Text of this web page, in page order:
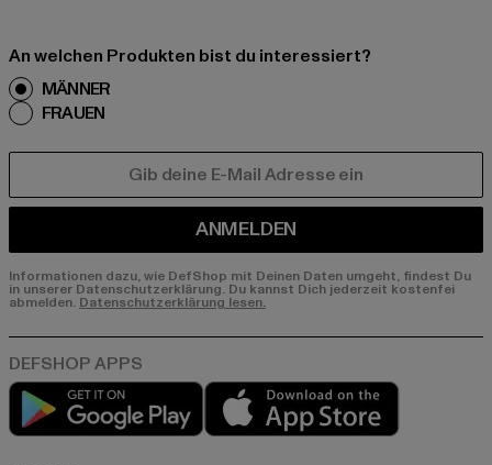
An welchen Produkten bist du interessiert?
MÄNNER
FRAUEN
ANMELDEN
Informationen dazu, wie DefShop mit Deinen Daten umgeht, findest Du
in unserer Datenschutzerklärung. Du kannst Dich jederzeit kostenfei
abmelden. Datenschutzerklärung lesen.
Play market